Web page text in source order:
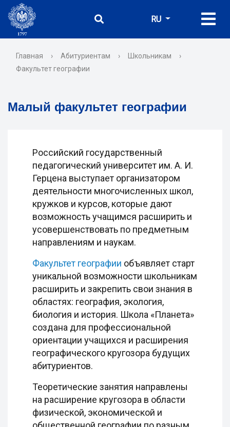
RU
Главная › Абитуриентам › Школьникам
›
Факультет географии
Малый факультет географии
Российский государственный
педагогический университет им. А. И.
Герцена выступает организатором
деятельности многочисленных школ,
кружков и курсов, которые дают
возможность учащимся расширить и
усовершенствовать по предметным
направлениям и наукам.
Факультет географии объявляет старт
уникальной возможности школьникам
расширить и закрепить свои знания в
областях: география, экология,
биология и история. Школа «Планета»
создана для профессиональной
ориентации учащихся и расширения
географического кругозора будущих
абитуриентов.
Теоретические занятия направлены
на расширение кругозора в области
физической, экономической и